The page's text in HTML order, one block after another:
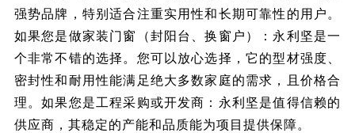
强势品牌，特别适合注重实用性和长期可靠性的用户。
如果您是做家装门窗（封阳台、换窗户）：永利坚是一
个非常不错的选择。您可以放心选择，它的型材强度、
密封性和耐用性能满足绝大多数家庭的需求，且价格合
理。如果您是工程采购或开发商：永利坚是值得信赖的
供应商，其稳定的产能和品质能为项目提供保障。